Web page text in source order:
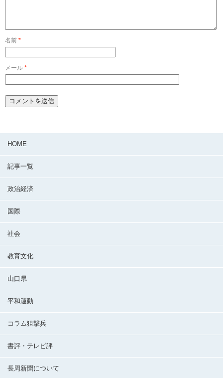
名前 *
メール *
HOME
記事一覧
政治経済
国際
社会
教育文化
山口県
平和運動
コラム狙撃兵
書評・テレビ評
長周新聞について